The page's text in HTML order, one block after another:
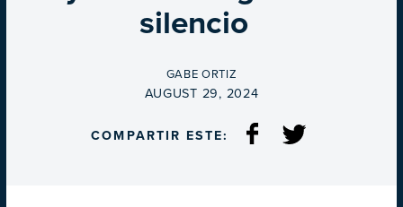
silencio
BY
GABE ORTIZ
ON
AUGUST 29, 2024
COMPARTIR ESTE: